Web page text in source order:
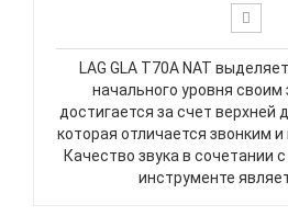
LAG GLA T70A NAT
начального уровня своим
достигается за счет верхней
которая отличается звонким
Качество звука в сочетании
инструменте